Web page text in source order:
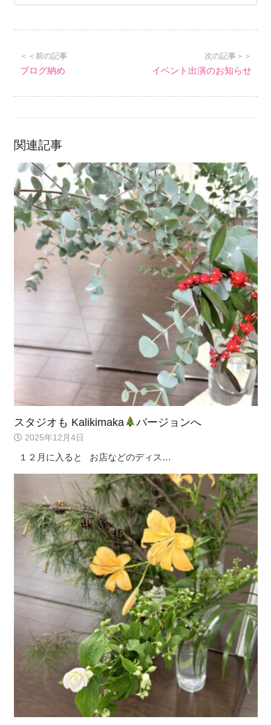
＜＜前の記事
ブログ納め
次の記事＞＞
イベント出演のお知らせ
関連記事
スタジオも Kalikimaka バージョンへ
2025年12月4日
１２月に入ると お店などのディス…